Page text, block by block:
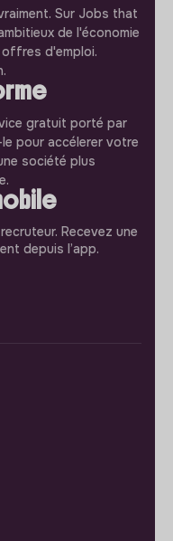
Sur Jobs that
de l'économie
d'emploi.
gratuit porté par
pour accélerer votre
société plus
Recevez une
depuis l’app.